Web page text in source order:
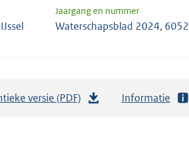
Jaargang en nummer
Waterschapsblad 2024, 6052
versie (PDF) Informatie